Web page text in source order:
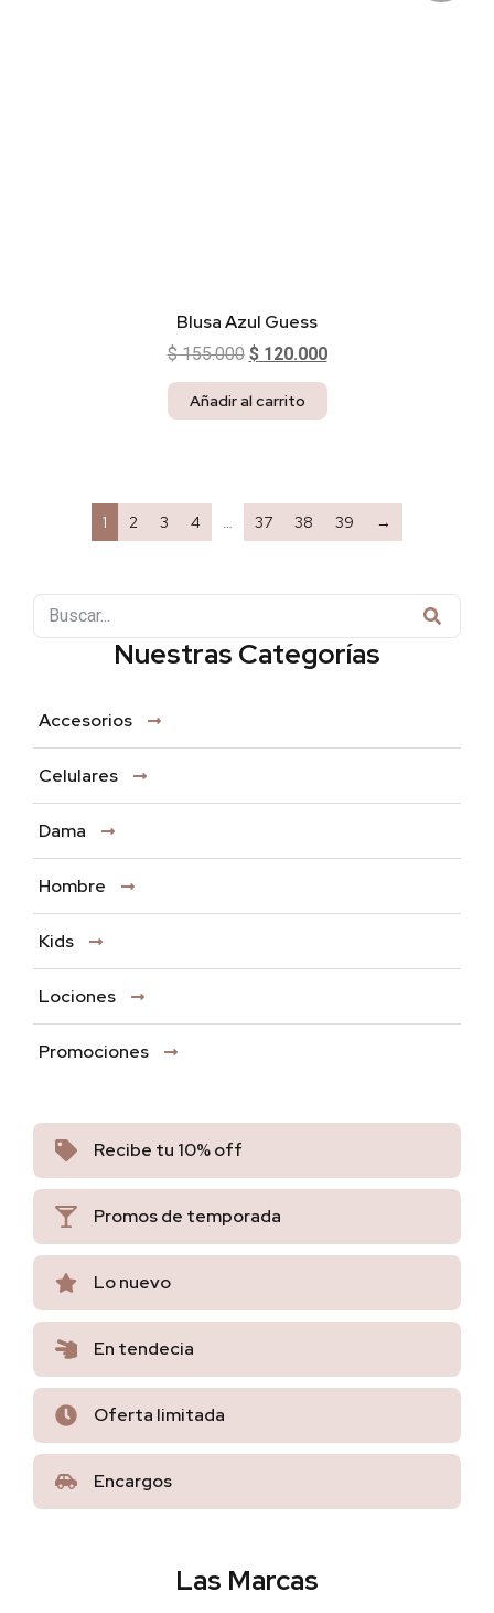
Blusa Azul Guess
$155.000 $120.000
Añadir al carrito
1 2 3 4 … 37 38 39 →
Nuestras Categorías
Accesorios
Celulares
Dama
Hombre
Kids
Lociones
Promociones
Recibe tu 10% off
Promos de temporada
Lo nuevo
En tendecia
Oferta limitada
Encargos
Las Marcas